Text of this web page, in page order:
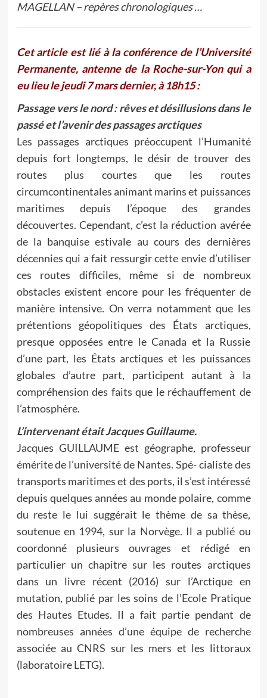
MAGELLAN – repères chronologiques …
Cet article est lié à la conférence de l’Université
Permanente, antenne de la Roche-sur-Yon qui a
eu lieu le jeudi 7 mars dernier, à 18h15 :
Passage vers le nord : rêves et désillusions dans le
passé et l’avenir des passages arctiques
Les passages arctiques préoccupent l’Humanité
depuis fort longtemps, le désir de trouver des
routes plus courtes que les routes
circumcontinentales animant marins et puissances
maritimes depuis l’époque des grandes
découvertes. Cependant, c’est la réduction avérée
de la banquise estivale au cours des dernières
décennies qui a fait ressurgir cette envie d’utiliser
ces routes difficiles, même si de nombreux
obstacles existent encore pour les fréquenter de
manière intensive. On verra notamment que les
prétentions géopolitiques des États arctiques,
presque opposées entre le Canada et la Russie
d’une part, les États arctiques et les puissances
globales d’autre part, participent autant à la
compréhension des faits que le réchauffement de
l’atmosphère.
L’intervenant était Jacques Guillaume.
Jacques GUILLAUME est géographe, professeur
émérite de l’université de Nantes. Spé- cialiste des
transports maritimes et des ports, il s’est intéressé
depuis quelques années au monde polaire, comme
du reste le lui suggérait le thème de sa thèse,
soutenue en 1994, sur la Norvège. Il a publié ou
coordonné plusieurs ouvrages et rédigé en
particulier un chapitre sur les routes arctiques
dans un livre récent (2016) sur l’Arctique en
mutation, publié par les soins de l’Ecole Pratique
des Hautes Etudes. Il a fait partie pendant de
nombreuses années d’une équipe de recherche
associée au CNRS sur les mers et les littoraux
(laboratoire LETG).